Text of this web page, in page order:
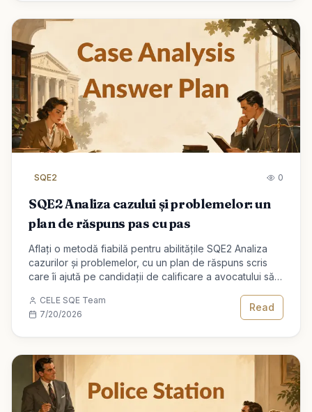
SQE2 0
SQE2 Analiza cazului și problemelor: un
plan de răspuns pas cu pas
Aflați o metodă fiabilă pentru abilitățile SQE2 Analiza
cazurilor și problemelor, cu un plan de răspuns scris
care îi ajută pe candidații de calificare a avocatului să
CELE SQE Team
7/20/2026
Read